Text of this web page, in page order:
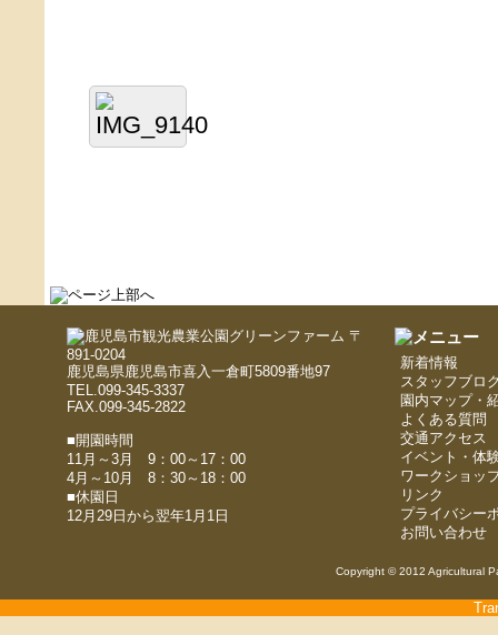
〒
891-0204
鹿児島県鹿児島市喜入一倉町5809番地97
TEL.099-345-3337
FAX.099-345-2822
■開園時間
11月～3月 9：00～17：00
4月～10月 8：30～18：00
■休園日
12月29日から翌年1月1日
新着情報
スタッフブロ
園内マップ・
よくある質問
交通アクセス
イベント・体
ワークショッ
リンク
プライバシー
お問い合わせ
Copyright © 2012 Agricultural